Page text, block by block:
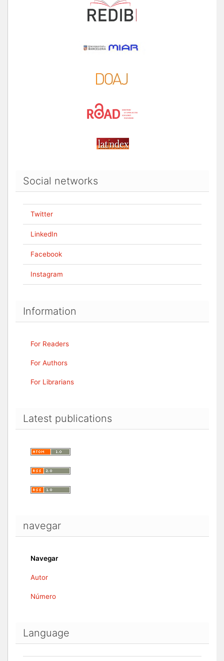
Social networks
Twitter
LinkedIn
Facebook
Instagram
Information
For Readers
For Authors
For Librarians
Latest publications
navegar
Navegar
Autor
Número
Language